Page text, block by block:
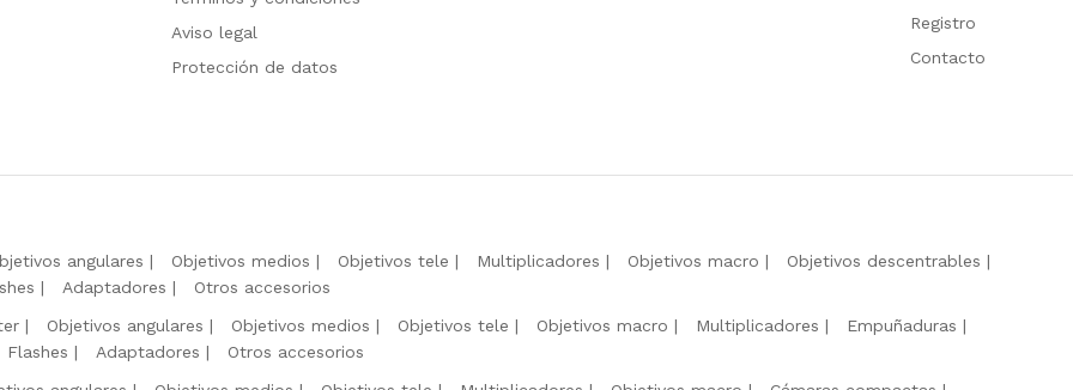
Aviso legal
Protección de datos
Registro
Contacto
angulares Objetivos medios Objetivos tele Multiplicadores Objetivos macro
Objetivos descentrables
Adaptadores
Otros accesorios
Objetivos angulares Objetivos medios Objetivos tele Objetivos macro Multiplicadores
Empuñaduras
Flashes Adaptadores
Otros accesorios